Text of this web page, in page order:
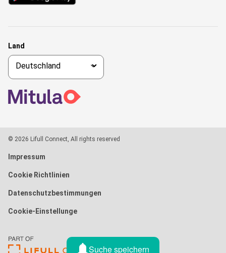
Suche speichern
Land
© 2026 Lifull Connect, All rights reserved
Impressum
Cookie Richtlinien
Datenschutzbestimmungen
Cookie-Einstellunge